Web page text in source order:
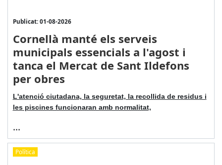
Publicat: 01-08-2026
Cornellà manté els serveis
municipals essencials a l'agost i
tanca el Mercat de Sant Ildefons
per obres
L'atenció ciutadana, la seguretat, la recollida de residus i
les piscines funcionaran amb normalitat,
...
Política